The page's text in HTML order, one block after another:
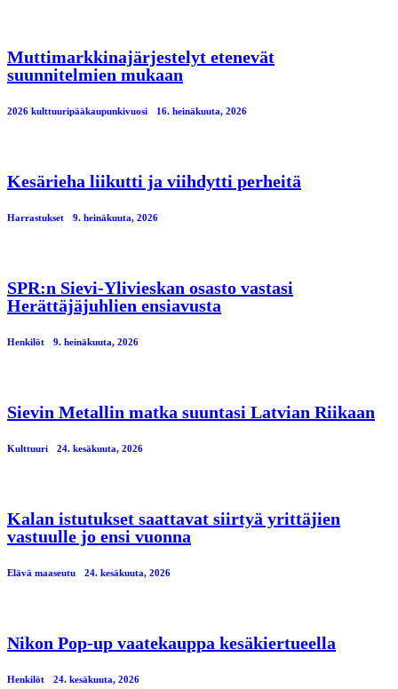
Muttimarkkinajärjestelyt etenevät
suunnitelmien mukaan
2026 kulttuuripääkaupunkivuosi 16. heinäkuuta, 2026
Kesärieha liikutti ja viihdytti perheitä
Harrastukset 9. heinäkuuta, 2026
SPR:n Sievi-Ylivieskan osasto vastasi
Herättäjäjuhlien ensiavusta
Henkilöt 9. heinäkuuta, 2026
Sievin Metallin matka suuntasi Latvian Riikaan
Kulttuuri 24. kesäkuuta, 2026
Kalan istutukset saattavat siirtyä yrittäjien
vastuulle jo ensi vuonna
Elävä maaseutu 24. kesäkuuta, 2026
Nikon Pop-up vaatekauppa kesäkiertueella
Henkilöt 24. kesäkuuta, 2026